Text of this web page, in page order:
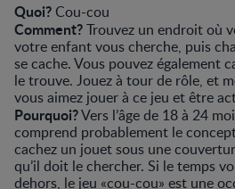
Quoi? Cou-cou
Comment?Trouvez un endroit où
votre enfant vous cherche, puis
se cache. Vous pouvez également
le trouve. Jouez à tour de rôle, et
vous aimez jouer à ce jeu et être
Pourquoi?Vers l’âge de 18 à 24
comprend probablement le
cachez un jouet sous une
qu’il doit le chercher. Si le temps
dehors, le jeu «cou-cou» est une